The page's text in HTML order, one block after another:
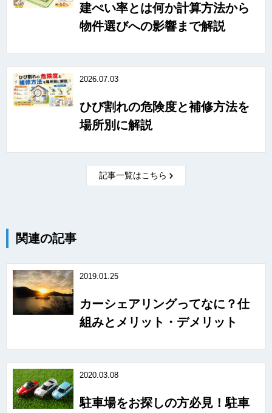
建ぺい率とは何か計算方法から
物件選びへの影響まで解説
2026.07.03
ひび割れの危険度と補修方法を
場所別に解説
記事一覧はこちら
関連の記事
2019.01.25
カーシェアリングってなに？仕
組みとメリット・デメリット
2020.03.08
駐車場をお探しの方必見！駐車